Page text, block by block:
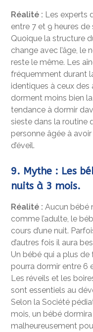
Réalité : Les experts
entre 7 et 9 heures de
Quoique la structure
change avec l’âge, le
reste le même. Les
fréquemment durant
identiques à ceux des
dorment moins bien
tendance à dormir
sieste dans la routine
personne âgée à
d’éveil.
9. Mythe : Les
nuits à 3 mois.
Réalité : Aucun bébé
comme l’adulte, le
cours d’une nuit.
d’autres fois il aura
Un bébé qui a plus
pourra dormir entre 6
Les réveils et les
sont essentiels au
Selon la Société
mois, un bébé
malheureusement